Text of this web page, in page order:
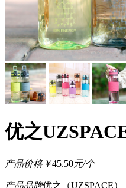
优之
产品价格￥45.50元/个
产品品牌优之（UZSPACE）